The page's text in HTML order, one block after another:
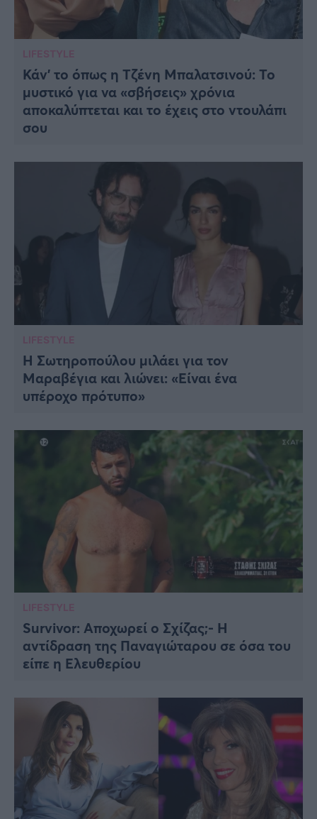
LIFESTYLE
Κάν’ το όπως η Τζένη Μπαλατσινού: Το
μυστικό για να «σβήσεις» χρόνια
αποκαλύπτεται και το έχεις στο ντουλάπι
σου
LIFESTYLE
Η Σωτηροπούλου μιλάει για τον
Μαραβέγια και λιώνει: «Είναι ένα
υπέροχο πρότυπο»
LIFESTYLE
Survivor: Αποχωρεί ο Σχίζας;- H
αντίδραση της Παναγιώταρου σε όσα του
είπε η Ελευθερίου